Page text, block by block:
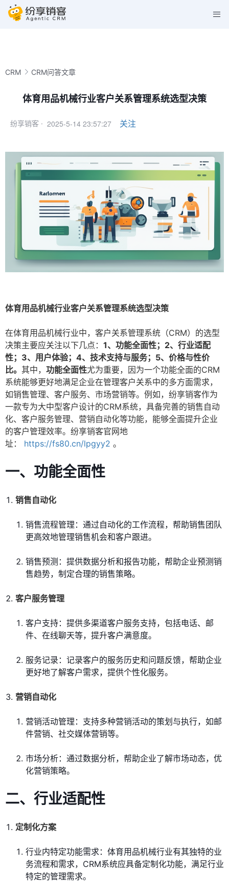
CRM CRM问答文章
体育用品机械行业客户关系管理系统选型决策
纷享销客 · 2025-5-14 23:57:27 关注
体育用品机械行业客户关系管理系统选型决策
在体育用品机械行业中，客户关系管理系统（CRM）的选型
决策主要应关注以下几点： 1、功能全面性；2、行业适配
性；3、用户体验；4、技术支持与服务；5、价格与性价
比。 其中， 功能全面性尤为重要，因为一个功能全面的CRM
系统能够更好地满足企业在管理客户关系中的多方面需求，
如销售管理、客户服务、市场营销等。例如，纷享销客作为
一款专为大中型客户设计的CRM系统，具备完善的销售自动
化、客户服务管理、营销自动化等功能，能够全面提升企业
的客户管理效率。纷享销客官网地
址：
https://fs80.cn/lpgyy2 。
一、功能全面性
销售自动化
销售流程管理：通过自动化的工作流程，帮助销售团队
更高效地管理销售机会和客户跟进。
销售预测：提供数据分析和报告功能，帮助企业预测销
售趋势，制定合理的销售策略。
客户服务管理
客户支持：提供多渠道客户服务支持，包括电话、邮
件、在线聊天等，提升客户满意度。
服务记录：记录客户的服务历史和问题反馈，帮助企业
更好地了解客户需求，提供个性化服务。
营销自动化
营销活动管理：支持多种营销活动的策划与执行，如邮
件营销、社交媒体营销等。
市场分析：通过数据分析，帮助企业了解市场动态，优
化营销策略。
二、行业适配性
定制化方案
行业内特定功能需求：体育用品机械行业有其独特的业
务流程和需求，CRM系统应具备定制化功能，满足行业
特定的管理需求。